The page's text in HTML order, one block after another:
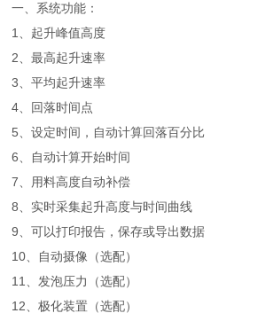
一、系统功能：
1、起升峰值高度
2、最高起升速率
3、平均起升速率
4、回落时间点
5、设定时间，自动计算回落百分比
6、自动计算开始时间
7、用料高度自动补偿
8、实时采集起升高度与时间曲线
9、可以打印报告，保存或导出数据
10、自动摄像（选配）
11、发泡压力（选配）
12、极化装置（选配）